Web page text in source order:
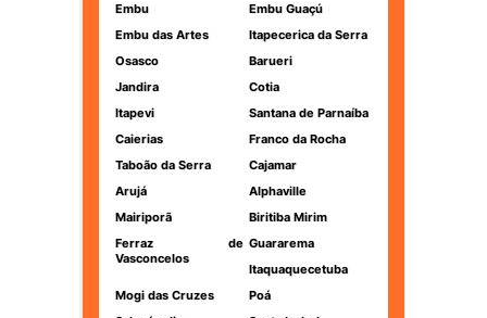
Embu
Embu Guaçú
Embu das Artes
Itapecerica da Serra
Osasco
Barueri
Jandira
Cotia
Itapevi
Santana de Parnaíba
Caierias
Franco da Rocha
Taboão da Serra
Cajamar
Arujá
Alphaville
Mairiporã
Biritiba Mirim
Ferraz de
Vasconcelos
Guararema
Itaquaquecetuba
Mogi das Cruzes
Poá